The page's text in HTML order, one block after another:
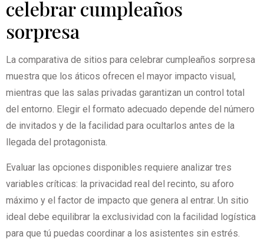
celebrar cumpleaños
sorpresa
La comparativa de sitios para celebrar cumpleaños sorpresa
muestra que los áticos ofrecen el mayor impacto visual,
mientras que las salas privadas garantizan un control total
del entorno. Elegir el formato adecuado depende del número
de invitados y de la facilidad para ocultarlos antes de la
llegada del protagonista.
Evaluar las opciones disponibles requiere analizar tres
variables críticas: la privacidad real del recinto, su aforo
máximo y el factor de impacto que genera al entrar. Un sitio
ideal debe equilibrar la exclusividad con la facilidad logística
para que tú puedas coordinar a los asistentes sin estrés.